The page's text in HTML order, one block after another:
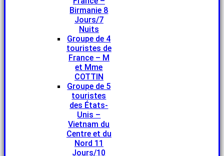
Birmanie 8
Jours/7
Nuits
Groupe de 4
touristes de
France – M
et Mme
COTTIN
Groupe de 5
touristes
des États-
Unis –
Vietnam du
Centre et du
Nord 11
Jours/10